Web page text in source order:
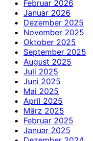
Februar 2026
Januar 2026
Dezember 2025
November 2025
Oktober 2025
September 2025
August 2025
Juli 2025
Juni 2025
Mai 2025
April 2025
März 2025
Februar 2025
Januar 2025